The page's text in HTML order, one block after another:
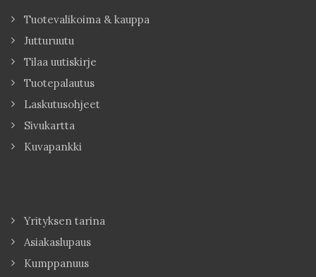
Tuotevalikoima & kauppa
Jutturuutu
Tilaa uutiskirje
Tuotepalautus
Laskutusohjeet
Sivukartta
Kuvapankki
Yrityksen tarina
Asiakaslupaus
Kumppanuus